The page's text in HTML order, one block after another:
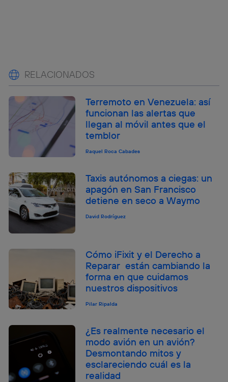
RELACIONADOS
Terremoto en Venezuela: así
funcionan las alertas que
llegan al móvil antes que el
temblor
Raquel Roca Cabades
Taxis autónomos a ciegas: un
apagón en San Francisco
detiene en seco a Waymo
David Rodríguez
Cómo iFixit y el Derecho a
Reparar están cambiando la
forma en que cuidamos
nuestros dispositivos
Pilar Ripalda
¿Es realmente necesario el
modo avión en un avión?
Desmontando mitos y
esclareciendo cuál es la
realidad